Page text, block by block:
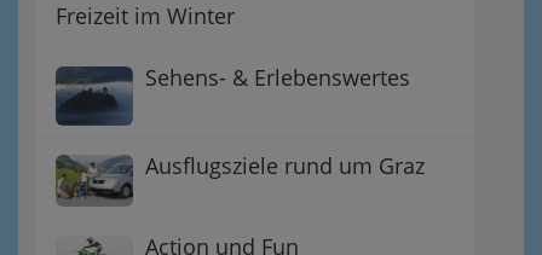
Freizeit im Winter
Sehens- & Erlebenswertes
Ausflugsziele rund um Graz
Action und Fun